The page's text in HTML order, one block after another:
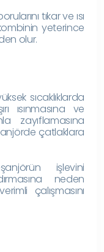
tıkar ve ısı
yeterince
olur.
sıcaklıklarda
ısınmasına ve
zayıflamasına
çatlaklara
işlevini
neden
çalışmasını